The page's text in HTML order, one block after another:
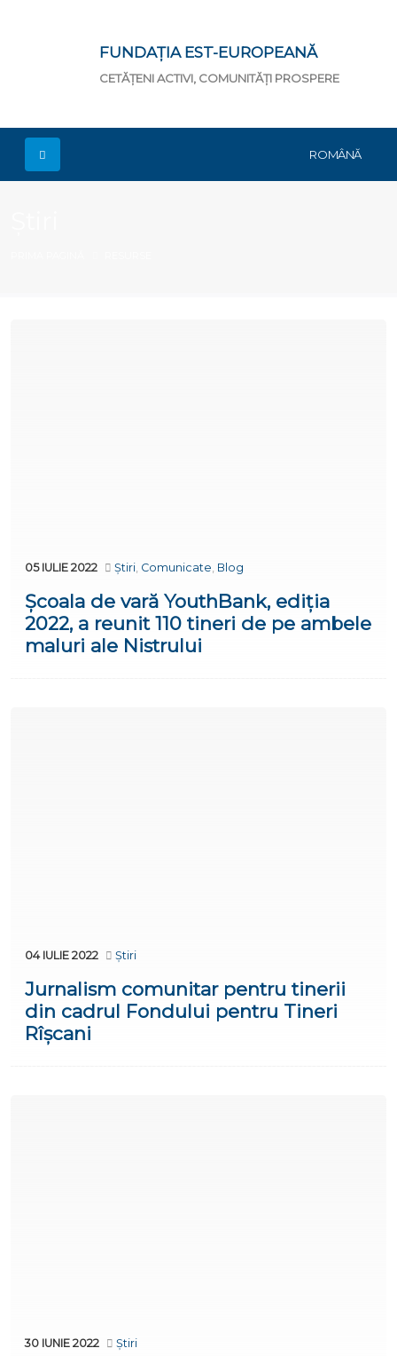
FUNDAȚIA EST-EUROPEANĂ
CETĂȚENI ACTIVI, COMUNITĂȚI PROSPERE
ROMÂNĂ
05 IULIE 2022 Știri, Comunicate, Blog
Școala de vară YouthBank, ediția
2022, a reunit 110 tineri de pe ambele
maluri ale Nistrului
04 IULIE 2022 Știri
Jurnalism comunitar pentru tinerii
din cadrul Fondului pentru Tineri
Rîșcani
30 IUNIE 2022 Știri